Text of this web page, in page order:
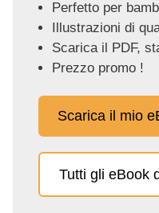
Perfetto per
Illustrazioni di
Scarica il PDF,
Prezzo promo !
Scarica il mio
Tutti gli eBook